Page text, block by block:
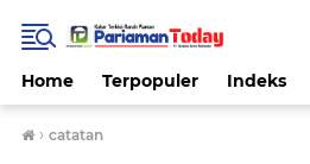
Home Terpopuler Indeks
› catatan